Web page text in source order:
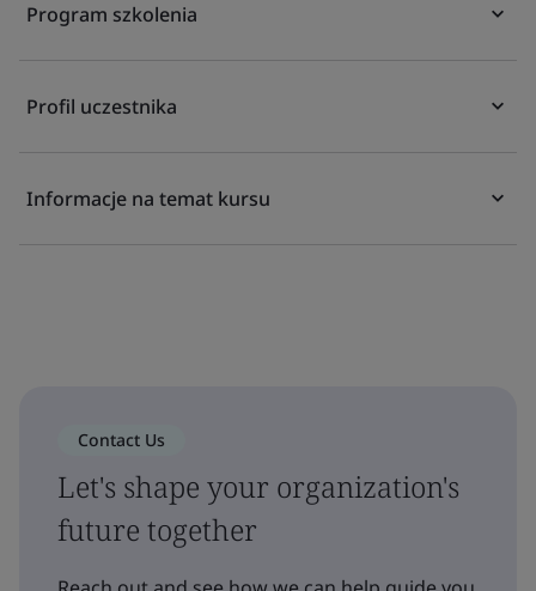
Program szkolenia
Profil uczestnika
Informacje na temat kursu
Contact Us
Let's shape your organization's
future together